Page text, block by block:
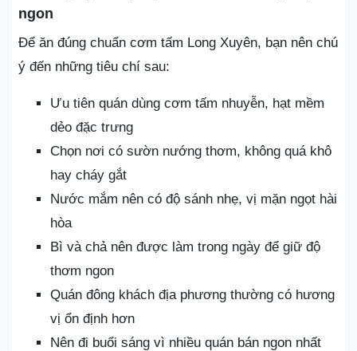
ngon
Để ăn đúng chuẩn cơm tấm Long Xuyên, bạn nên chú
ý đến những tiêu chí sau:
Ưu tiên quán dùng cơm tấm nhuyễn, hạt mềm
dẻo đặc trưng
Chọn nơi có sườn nướng thơm, không quá khô
hay cháy gắt
Nước mắm nên có độ sánh nhẹ, vị mặn ngọt hài
hòa
Bì và chả nên được làm trong ngày để giữ độ
thơm ngon
Quán đông khách địa phương thường có hương
vị ổn định hơn
Nên đi buổi sáng vì nhiều quán bán ngon nhất